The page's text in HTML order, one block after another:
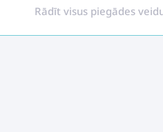
Rādīt visus piegādes